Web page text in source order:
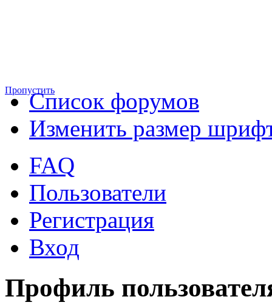
ПропуститьСписок форумов
Изменить размер
FAQ
Пользователи
Регистрация
Вход
Профиль